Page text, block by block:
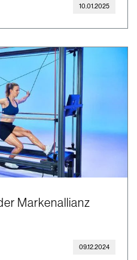
10.01.2025
Markenallianz
09.12.2024